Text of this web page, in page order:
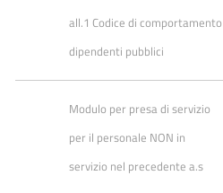
all.1 Codice di comportamento
dipendenti pubblici
Modulo per presa di servizio
per il personale NON in
servizio nel precedente a.s